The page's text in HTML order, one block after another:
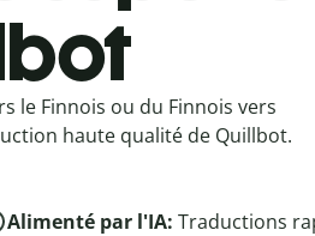
le Finnois ou du Finnois vers
haute qualité de Quillbot.
Alimenté par l'IA: Traductions